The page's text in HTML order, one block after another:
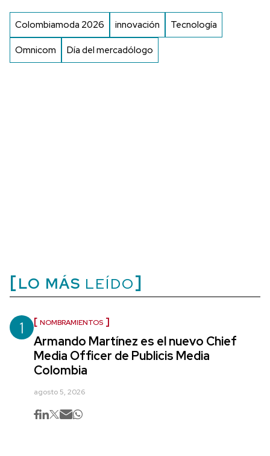
Colombiamoda 2026 innovación Tecnología
Omnicom Día del mercadólogo
LO MÁS LEÍDO
1 NOMBRAMIENTOS
Armando Martínez es el nuevo Chief
Media Officer de Publicis Media
Colombia
agosto 5, 2026